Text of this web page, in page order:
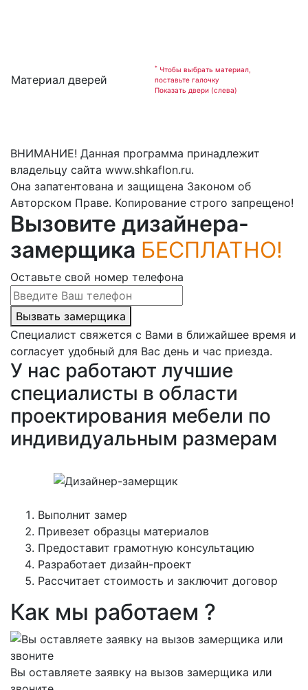
Материал дверей
* Чтобы выбрать материал,
поставьте галочку
Показать двери (слева)
ВНИМАНИЕ! Данная программа принадлежит
владельцу сайта www.shkaflon.ru.
Она запатентована и защищена Законом об
Авторском Праве. Копирование строго запрещено!
Вызовите дизайнера-
замерщика БЕСПЛАТНО!
Оставьте свой номер телефона
Вызвать замерщика
Специалист свяжется с Вами в ближайшее время и
согласует удобный для Вас день и час приезда.
У нас работают лучшие
специалисты в области
проектирования мебели по
индивидуальным размерам
Выполнит замер
Привезет образцы материалов
Предоставит грамотную консультацию
Разработает дизайн-проект
Рассчитает стоимость и заключит договор
Как мы работаем ?
Вы оставляете заявку на вызов замерщика или